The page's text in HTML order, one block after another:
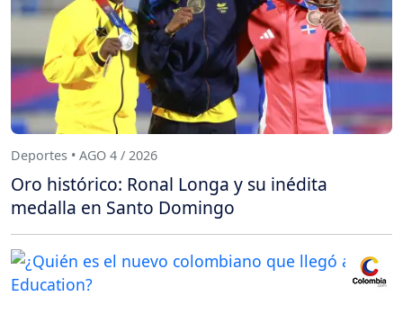
Deportes • AGO 4 / 2026
Oro histórico: Ronal Longa y su inédita
medalla en Santo Domingo